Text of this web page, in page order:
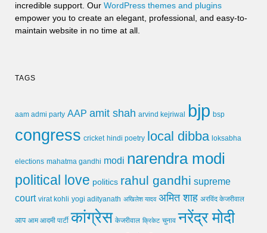
incredible support. Our WordPress themes and plugins
empower you to create an elegant, professional, and easy-to-
maintain website in no time at all.
TAGS
aam admi party AAP amit shah arvind kejriwal bjp bsp
congress cricket hindi poetry local dibba loksabha
elections mahatma gandhi modi narendra modi
political love politics rahul gandhi supreme
court virat kohli yogi adityanath अखिलेश यादव अमित शाह अरविंद केजरीवाल
आप आम आदमी पार्टी कांग्रेस केजरीवाल क्रिकेट चुनाव नरेंद्र मोदी